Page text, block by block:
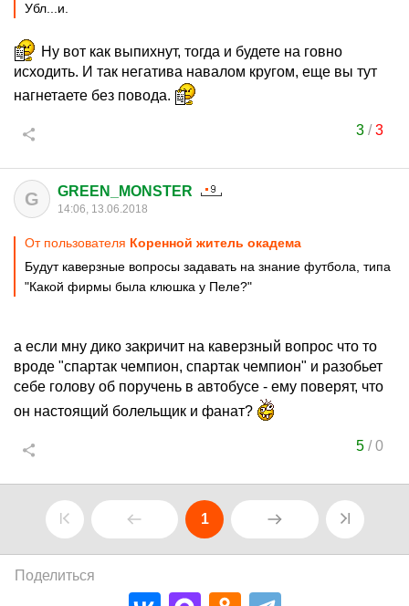
Убл...и.
Ну вот как выпихнут, тогда и будете на говно
исходить. И так негатива навалом кругом, еще вы тут
нагнетаете без повода.
3/3
G GREEN_MONSTER
14:06, 13.06.2018
От пользователя Коренной житель окадема
Будут каверзные вопросы задавать на знание футбола, типа
"Какой фирмы была клюшка у Пеле?"
а если мну дико закричит на каверзный вопрос что то
вроде "спартак чемпион, спартак чемпион" и разобьет
себе голову об поручень в автобусе - ему поверят, что
он настоящий болельщик и фанат?
5/0
1
Поделиться